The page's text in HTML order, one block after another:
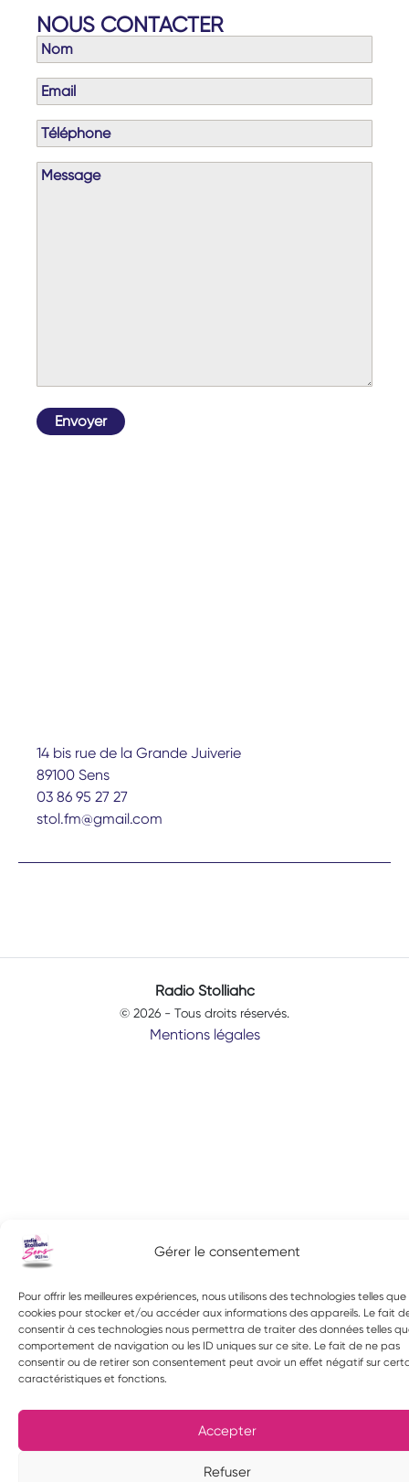
Gérer le consentement
Pour offrir les meilleures expériences, nous utilisons des technologies telles que
cookies pour stocker et/ou accéder aux informations des appareils. Le fait
consentir à ces technologies nous permettra de traiter des données telles
comportement de navigation ou les ID uniques sur ce site. Le fait de ne pas
consentir ou de retirer son consentement peut avoir un effet négatif sur
caractéristiques et fonctions.
Accepter
Refuser
NOUS CONTACTER
14 bis rue de la Grande Juiverie
89100 Sens
03 86 95 27 27
stol.fm@gmail.com
Radio Stolliahc
© 2026 - Tous droits réservés.
Mentions légales